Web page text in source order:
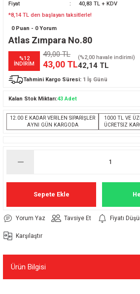
Fiyat
40,83 TL + KDV
*8,14 TL den başlayan taksitlerle!
0 Puan - 0 Yorum
Atlas Zımpara No.80
%12
İNDİRİM
49,00 TL
43,00 TL
(%2,00 havale indirimi)
42,14 TL
Tahmini Kargo Süresi: 1 İş Günü
Kalan Stok Miktarı:43 Adet
12.00 E KADAR VERİLEN SİPARİŞLER
AYNI GÜN KARGODA
1000 TL VE
ÜCRETSİZ
Sepete Ekle
Yorum Yaz Tavsiye Et Fiyatı
Karşılaştır
Ürün Bilgisi